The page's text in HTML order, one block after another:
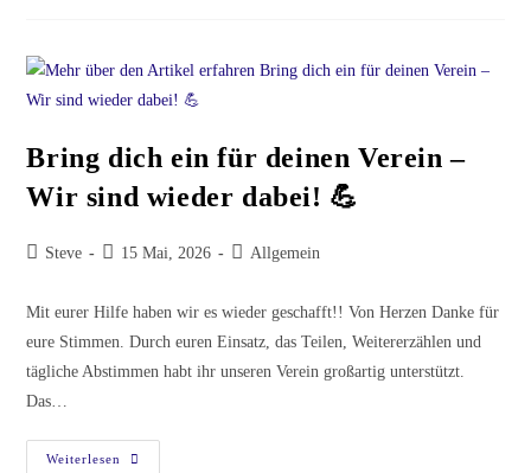
Bring dich ein für deinen Verein –
Wir sind wieder dabei! 💪
Steve 15 Mai, 2026 Allgemein
Mit eurer Hilfe haben wir es wieder geschafft!! Von Herzen Danke für
eure Stimmen. Durch euren Einsatz, das Teilen, Weitererzählen und
tägliche Abstimmen habt ihr unseren Verein großartig unterstützt.
Das…
Weiterlesen